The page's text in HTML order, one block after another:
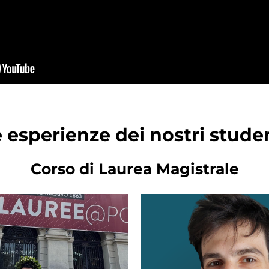
esperienze dei nostri
Corso di Laurea Magistrale